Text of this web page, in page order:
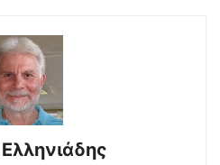
Ελληνιάδης